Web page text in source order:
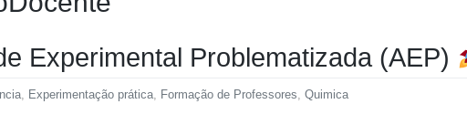
Experimental Problematizada (AEP)
, Experimentação prática, Formação de Professores, Quimica